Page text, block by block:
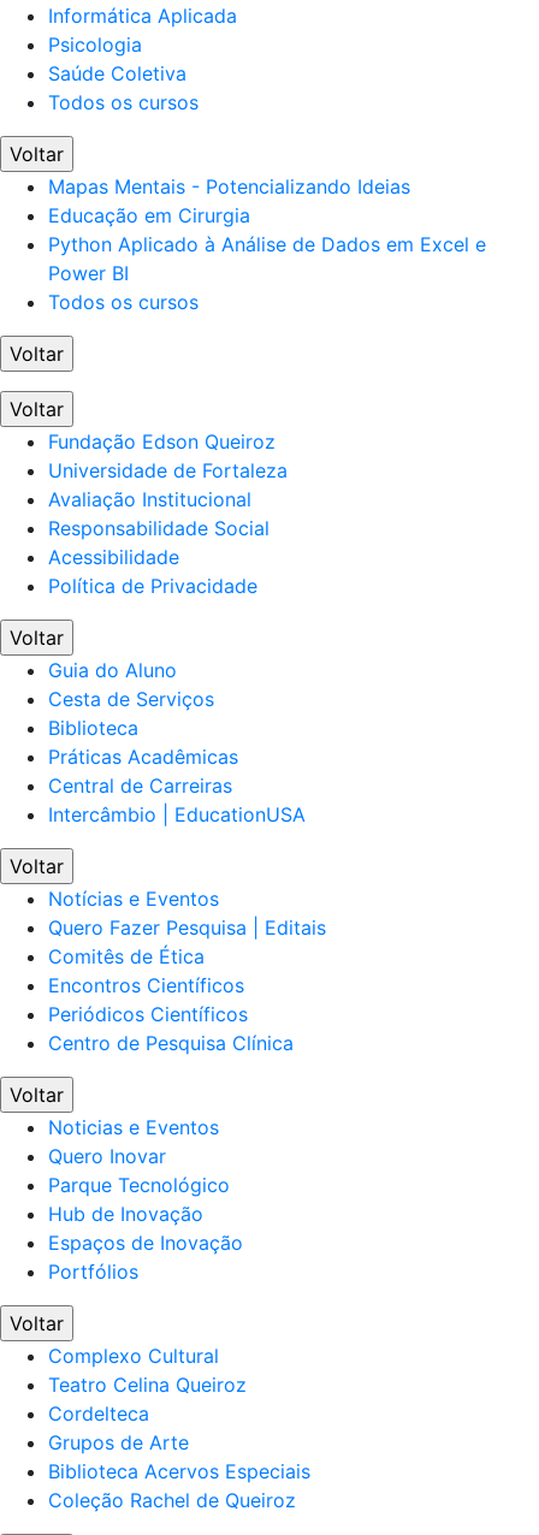
Informática Aplicada
Psicologia
Saúde Coletiva
Todos os cursos
Voltar
Mapas Mentais - Potencializando Ideias
Educação em Cirurgia
Python Aplicado à Análise de Dados em Excel e
Power BI
Todos os cursos
Voltar
Voltar
Fundação Edson Queiroz
Universidade de Fortaleza
Avaliação Institucional
Responsabilidade Social
Acessibilidade
Política de Privacidade
Voltar
Guia do Aluno
Cesta de Serviços
Biblioteca
Práticas Acadêmicas
Central de Carreiras
Intercâmbio | EducationUSA
Voltar
Notícias e Eventos
Quero Fazer Pesquisa | Editais
Comitês de Ética
Encontros Científicos
Periódicos Científicos
Centro de Pesquisa Clínica
Voltar
Noticias e Eventos
Quero Inovar
Parque Tecnológico
Hub de Inovação
Espaços de Inovação
Portfólios
Voltar
Complexo Cultural
Teatro Celina Queiroz
Cordelteca
Grupos de Arte
Biblioteca Acervos Especiais
Coleção Rachel de Queiroz